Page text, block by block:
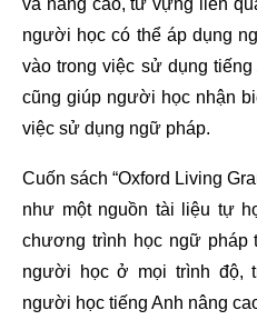
và nâng cao, từ vựng liên
người học có thể áp dụng
vào trong việc sử dụng
cũng giúp người học nhận
việc sử dụng ngữ pháp.
Cuốn sách “Oxford Living
như một nguồn tài liệu tự
chương trình học ngữ pháp
người học ở mọi trình độ,
người học tiếng Anh nâng